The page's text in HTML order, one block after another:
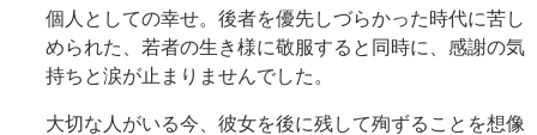
個人としての幸せ。後者を優先しづらかった時代に苦し
められた、若者の生き様に敬服すると同時に、感謝の気
持ちと涙が止まりませんでした。
大切な人がいる今、彼女を後に残して殉ずることを想像